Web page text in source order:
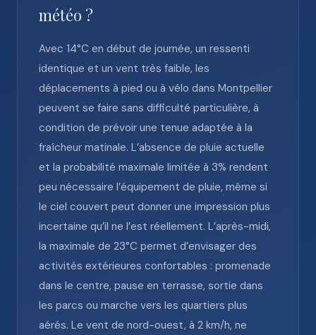
météo ?
Avec 14°C en début de journée, un ressenti
identique et un vent très faible, les
déplacements à pied ou à vélo dans Montpellier
peuvent se faire sans difficulté particulière, à
condition de prévoir une tenue adaptée à la
fraîcheur matinale. L’absence de pluie actuelle
et la probabilité maximale limitée à 3% rendent
peu nécessaire l’équipement de pluie, même si
le ciel couvert peut donner une impression plus
incertaine qu’il ne l’est réellement. L’après-midi,
la maximale de 23°C permet d’envisager des
activités extérieures confortables : promenade
dans le centre, pause en terrasse, sortie dans
les parcs ou marche vers les quartiers plus
aérés. Le vent de nord-ouest, à 2 km/h, ne